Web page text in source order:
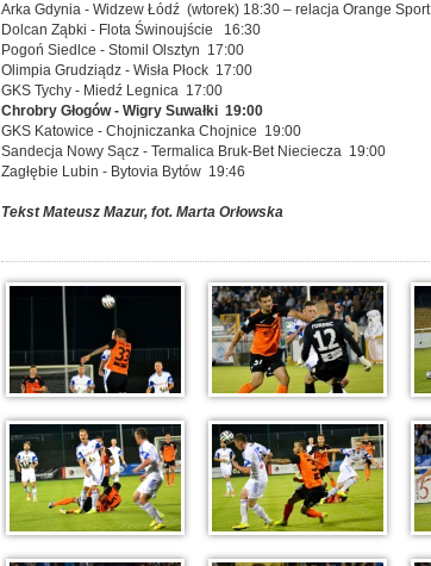
Arka Gdynia - Widzew Łódź (wtorek) 18:30 – relacja Orange Sport
Dolcan Ząbki - Flota Świnoujście 16:30
Pogoń Siedlce - Stomil Olsztyn 17:00
Olimpia Grudziądz - Wisła Płock 17:00
GKS Tychy - Miedź Legnica 17:00
Chrobry Głogów - Wigry Suwałki 19:00
GKS Katowice - Chojniczanka Chojnice 19:00
Sandecja Nowy Sącz - Termalica Bruk-Bet Nieciecza 19:00
Zagłębie Lubin - Bytovia Bytów 19:46
Tekst Mateusz Mazur, fot. Marta Orłowska